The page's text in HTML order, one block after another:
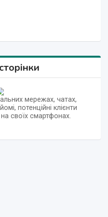
мережах, чатах,
потенційні клієнти
своїх смартфонах.